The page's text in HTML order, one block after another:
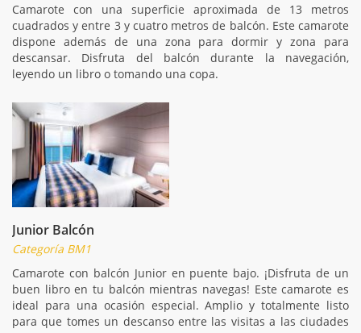
Camarote con una superficie aproximada de 13 metros
cuadrados y entre 3 y cuatro metros de balcón. Este camarote
dispone además de una zona para dormir y zona para
descansar. Disfruta del balcón durante la navegación,
leyendo un libro o tomando una copa.
Junior Balcón
Categoría BM1
Camarote con balcón Junior en puente bajo. ¡Disfruta de un
buen libro en tu balcón mientras navegas! Este camarote es
ideal para una ocasión especial. Amplio y totalmente listo
para que tomes un descanso entre las visitas a las ciudades